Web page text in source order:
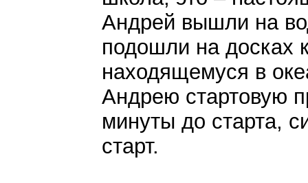
Андрей вышли на
подошли на досках
находящемуся в
Андрею стартовую
минуты до старта,
старт.